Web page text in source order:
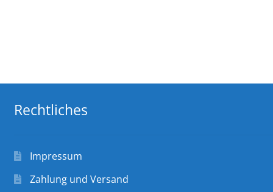
Rechtliches
Impressum
Zahlung und Versand